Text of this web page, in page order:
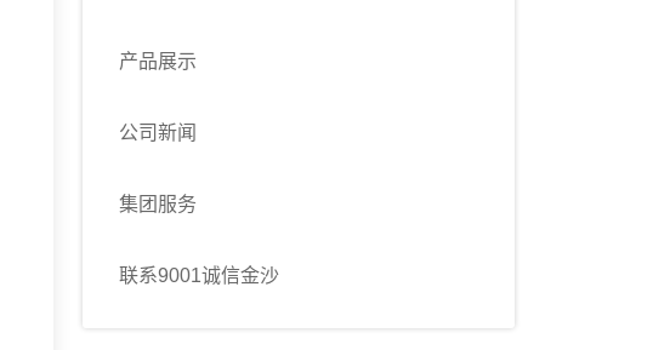
产品展示
公司新闻
集团服务
联系9001诚信金沙